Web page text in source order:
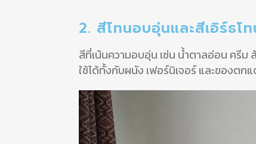
2. สีโทนอบอุ่นและสีเอิร์ธโ
สีที่เน้นความอบอุ่น เช่น น้ำตาลอ่อน ครีม
ใช้ได้ทั้งกับผนัง เฟอร์นิเจอร์ และของตก